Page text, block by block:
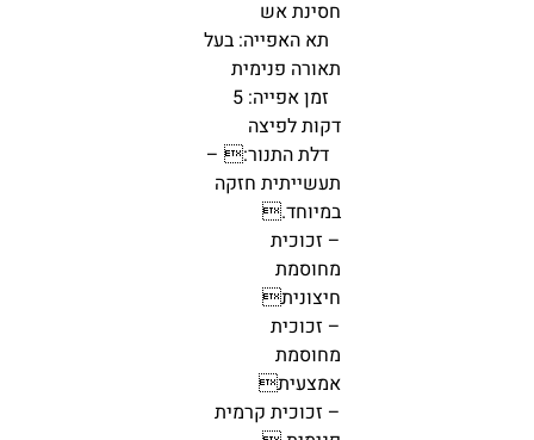
חסינת אש
תא האפייה: בעל
תאורה פנימית
זמן אפייה: 5
דקות לפיצה
דלת התנור: –
תעשייתית חזקה
במיוחד.
– זכוכית
מחוסמת
חיצונית
– זכוכית
מחוסמת
אמצעית
– זכוכית קרמית